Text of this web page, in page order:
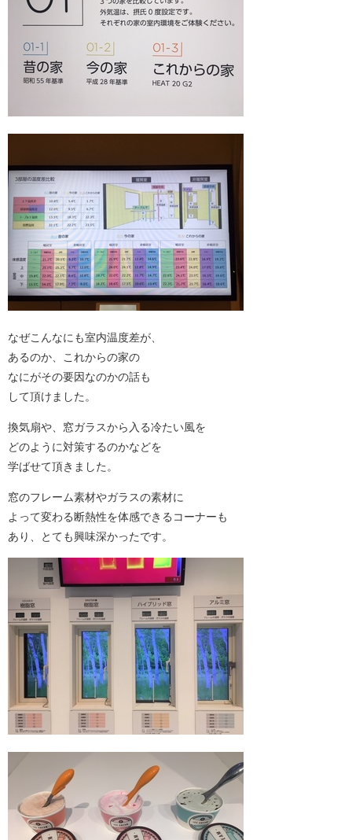
なぜこんなにも室内温度差が、
あるのか、これからの家の
なにがその要因なのかの話も
して頂けました。
換気扇や、窓ガラスから入る冷たい風を
どのように対策するのかなどを
学ばせて頂きました。
窓のフレーム素材やガラスの素材に
よって変わる断熱性を体感できるコーナーも
あり、とても興味深かったです。